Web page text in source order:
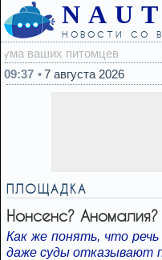
новости со
09:37
7 августа 2026
ПЛОЩАДКА
Нонсенс?
Как же понять, что
даже суды отказывают